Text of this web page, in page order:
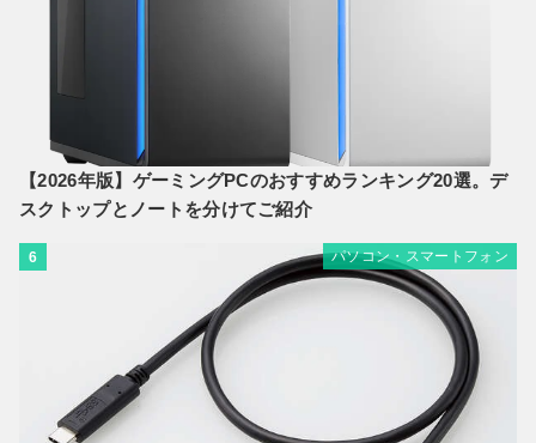
【2026年版】ゲーミングPCのおすすめランキング20選。デ
スクトップとノートを分けてご紹介
6 パソコン・スマートフォン